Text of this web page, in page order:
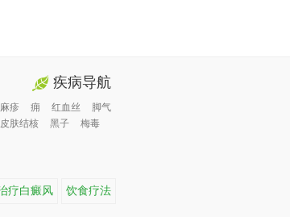
疾病导航
麻疹 痈 红血丝
脚气
皮肤结核
黑子 梅毒
疗白癜风 饮食疗法